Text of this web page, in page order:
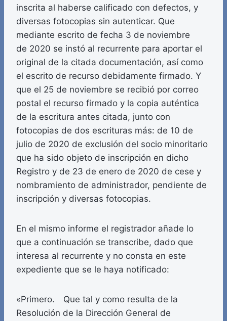
inscrita al haberse calificado con defectos, y
diversas fotocopias sin autenticar. Que
mediante escrito de fecha 3 de noviembre
de 2020 se instó al recurrente para aportar el
original de la citada documentación, así como
el escrito de recurso debidamente firmado. Y
que el 25 de noviembre se recibió por correo
postal el recurso firmado y la copia auténtica
de la escritura antes citada, junto con
fotocopias de dos escrituras más: de 10 de
julio de 2020 de exclusión del socio minoritario
que ha sido objeto de inscripción en dicho
Registro y de 23 de enero de 2020 de cese y
nombramiento de administrador, pendiente de
inscripción y diversas fotocopias.
En el mismo informe el registrador añade lo
que a continuación se transcribe, dado que
interesa al recurrente y no consta en este
expediente que se le haya notificado:
«Primero. Que tal y como resulta de la
Resolución de la Dirección General de